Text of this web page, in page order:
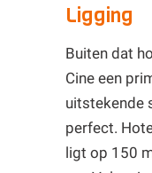
Ligging
Buiten dat
Cine een
uitstekende
perfect.
ligt op 150